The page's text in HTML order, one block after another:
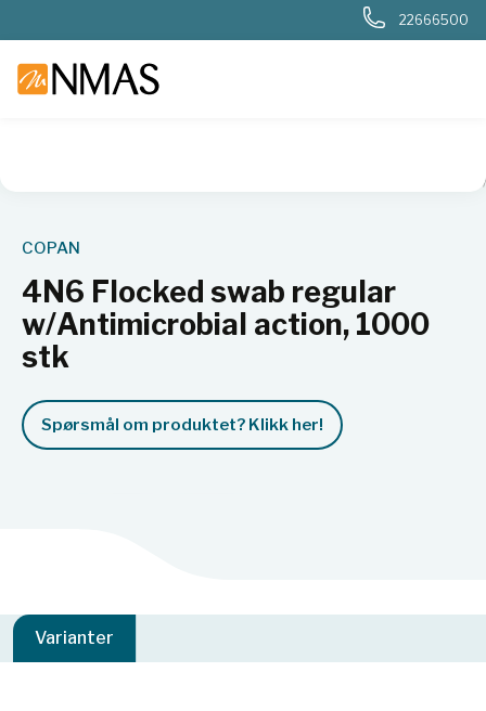
22666500
COPAN
4N6 Flocked swab regular
w/Antimicrobial action, 1000
stk
Spørsmål om produktet? Klikk her!
Varianter